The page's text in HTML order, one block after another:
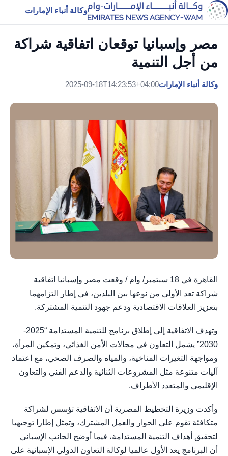
وكالة أنباء الإمارات
مصر وإسبانيا توقعان اتفاقية شراكة
من أجل التنمية
وكالة أنباء الإمارات2025-09-18T14:23:53+04:00
القاهرة في 18 سبتمبر/ وام / وقعت مصر وإسبانيا اتفاقية
شراكة تعد الأولى من نوعها بين البلدين، في إطار التزامهما
بتعزيز العلاقات الاقتصادية ودعم جهود التنمية المشتركة.
وتهدف الاتفاقية إلى إطلاق برنامج للتنمية المستدامة “2025-
2030” يشمل التعاون في مجالات الأمن الغذائي، وتمكين المرأة،
ومواجهة التغيرات المناخية، والمياه والصرف الصحي، مع اعتماد
آليات متنوعة مثل المشروعات الثنائية والدعم الفني والتعاون
الإقليمي والمتعدد الأطراف.
وأكدت وزيرة التخطيط المصرية أن الاتفاقية تؤسس لشراكة
متكافئة تقوم على الحوار والعمل المشترك، وتمثل إطارا توجيهيا
لتحقيق أهداف التنمية المستدامة، فيما أوضح الجانب الإسباني
أن البرنامج يعد الأول عالميا لوكالة التعاون الدولي الإسبانية على